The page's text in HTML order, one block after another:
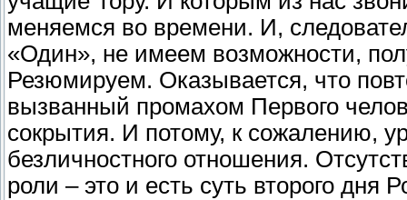
меняемся во времени. И,
«Один», не имеем возможности,
Резюмируем. Оказывается, что
вызванный промахом Первого
сокрытия. И потому, к сожалению,
безличностного отношения.
роли – это и есть суть второго дня